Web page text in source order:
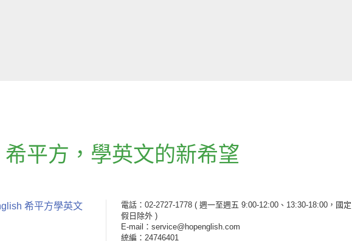
希平方 ， 學英文的新希望
希平方學英文 電話：02-2727-1778 ( 週一至週五 9:00-12:00、13:30-18:00，國定
假日除外 )
E-mail：service@hopenglish.com
統編：24746401